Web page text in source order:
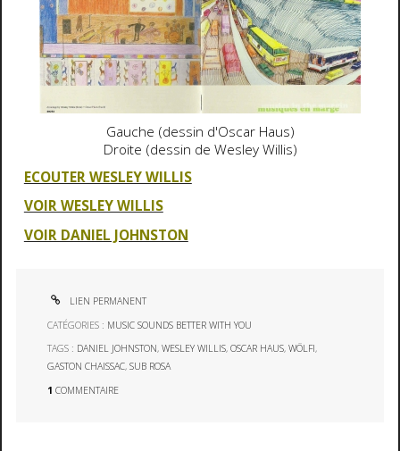
Gauche (dessin d'Oscar Haus)
Droite (dessin de Wesley Willis)
ECOUTER WESLEY WILLIS
VOIR WESLEY WILLIS
VOIR DANIEL JOHNSTON
LIEN PERMANENT
CATÉGORIES : MUSIC SOUNDS BETTER WITH YOU
TAGS : DANIEL JOHNSTON,WESLEY WILLIS,OSCAR HAUS,WÖLFI,
GASTON CHAISSAC,SUB ROSA
1 COMMENTAIRE